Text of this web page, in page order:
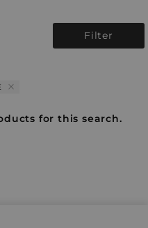
Filter
for this search.